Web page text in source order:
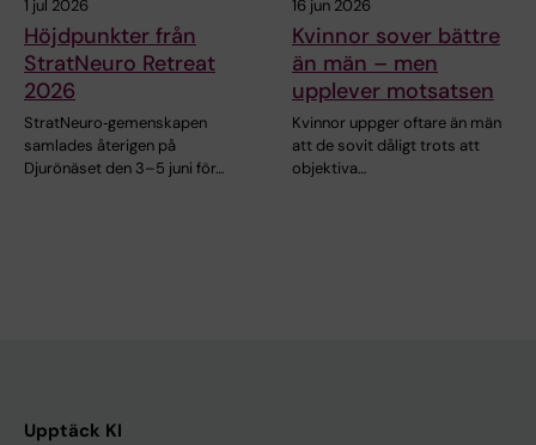
1 jul 2026
Höjdpunkter från
StratNeuro Retreat
2026
StratNeuro‑gemenskapen
samlades återigen på
Djurönäset den 3–5 juni för…
16 jun 2026
Kvinnor sover bättre
än män – men
upplever motsatsen
Kvinnor uppger oftare än män
att de sovit dåligt trots att
objektiva…
Upptäck KI